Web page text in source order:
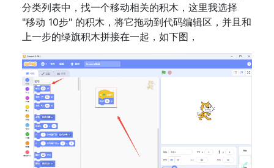
分类列表中，找一个移动相关的积木，这里我选择
"移动 10步" 的积木，将它拖动到代码编辑区，并且和
上一步的绿旗积木拼接在一起，如下图，